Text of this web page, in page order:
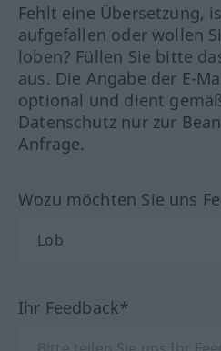
Fehlt eine Übersetzung,
aufgefallen oder wollen
loben? Füllen Sie bitte
aus. Die Angabe der E-
optional und dient
Datenschutz nur zur
Anfrage.
Wozu möchten Sie uns
Ihr Feedback*